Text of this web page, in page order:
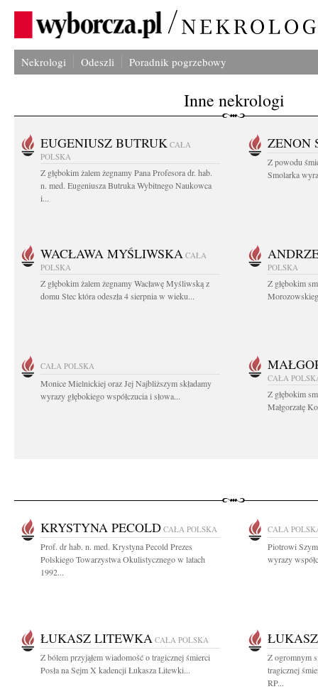
Nekrologi Odeszli Poradnik pogrzebowy
Inne nekrologi
EUGENIUSZ BUTRUK CAŁA
POLSKA
Z głębokim żalem żegnamy Pana Profesora dr. hab.
n. med. Eugeniusza Butruka Wybitnego Naukowca
i...
ZENON
Z powodu
Smolarka
WACŁAWA MYŚLIWSKA CAŁA
POLSKA
Z głębokim żalem żegnamy Wacławę Myśliwską z
domu Stec która odeszła 4 sierpnia w wieku...
POLSKA
Z głębokim
CAŁA POLSKA
Monice Mielnickiej oraz Jej Najbliższym składamy
wyrazy głębokiego współczucia i słowa...
CAŁA
Z głębokim
Małgorzatę
KRYSTYNA PECOLD CAŁA POLSKA
Prof. dr hab. n. med. Krystyna Pecold Prezes
Polskiego Towarzystwa Okulistycznego w latach
1992...
CAŁA
Piotrowi
wyrazy
ŁUKASZ LITEWKA CAŁA POLSKA
Z bólem przyjąłem wiadomość o tragicznej śmierci
Posła na Sejm X kadencji Łukasza Litewki...
Z ogromnym
tragicznej
RP...